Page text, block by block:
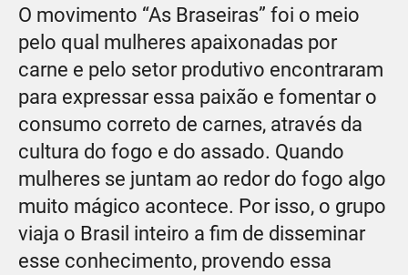
O movimento “As Braseiras” foi o meio
pelo qual mulheres apaixonadas por
carne e pelo setor produtivo encontraram
para expressar essa paixão e fomentar o
consumo correto de carnes, através da
cultura do fogo e do assado. Quando
mulheres se juntam ao redor do fogo algo
muito mágico acontece. Por isso, o grupo
viaja o Brasil inteiro a fim de disseminar
esse conhecimento, provendo essa